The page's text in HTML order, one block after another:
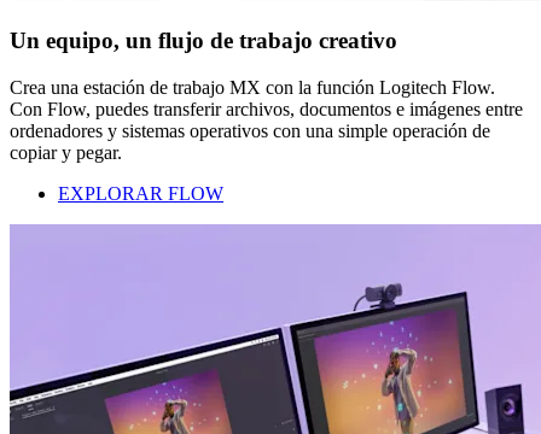
Un equipo, un flujo de trabajo creativo
Crea una estación de trabajo MX con la función Logitech Flow.
Con Flow, puedes transferir archivos, documentos e imágenes entre
ordenadores y sistemas operativos con una simple operación de
copiar y pegar.
EXPLORAR FLOW